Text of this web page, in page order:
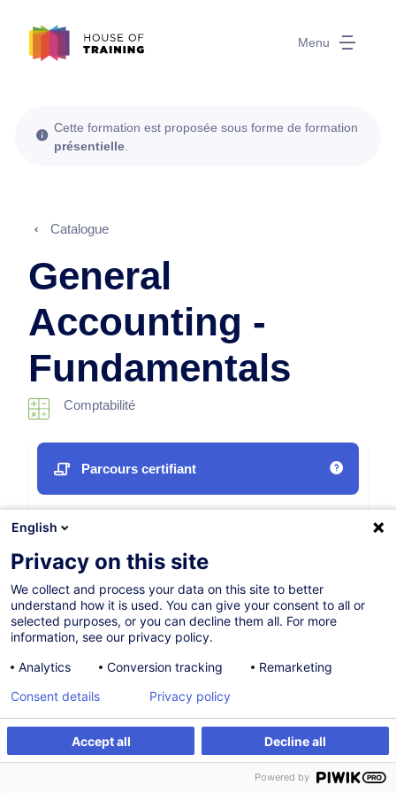
Menu
S'inscrire Formation sur mesure
Cette formation est proposée sous forme de formation
présentielle
Catalogue
General
Accounting -
Fundamentals
Comptabilité
Parcours certifiant
+ 2h d'examen
Formation présentielle
Cours du jour
English (UK)
895,00EUR
English
Privacy on this site
We collect and process your data on this site to better
understand how it is used. You can give your consent to all or
selected purposes, or you can decline them all. For more
information, see our privacy policy.
Analytics
Conversion tracking Remarketing
Accept all Decline all
Consent details Privacy policy
Powered by